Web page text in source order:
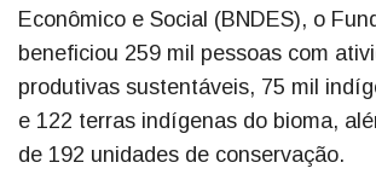
Econômico e Social (BNDES), o
beneficiou 259 mil pessoas com
produtivas sustentáveis, 75 mil
e 122 terras indígenas do bioma,
de 192 unidades de conservação.